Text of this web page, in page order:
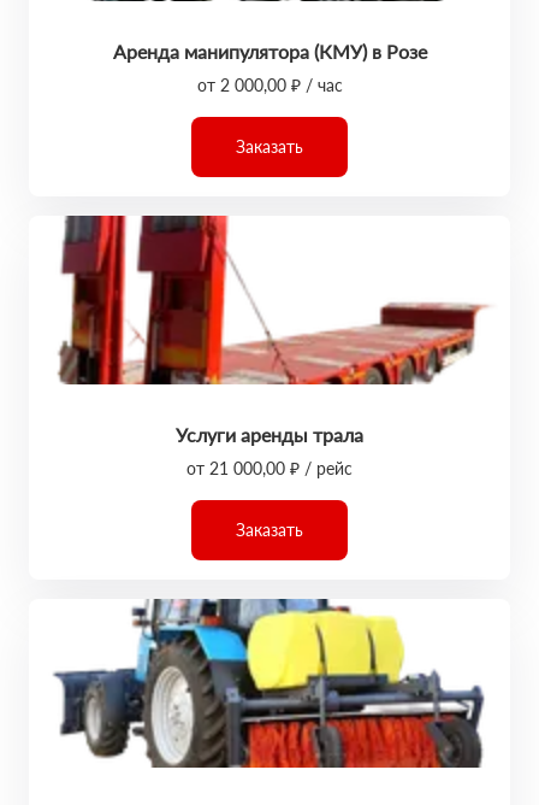
Аренда манипулятора (КМУ) в Розе
от 2 000,00 ₽ / час
Заказать
Услуги аренды трала
от 21 000,00 ₽ / рейс
Заказать